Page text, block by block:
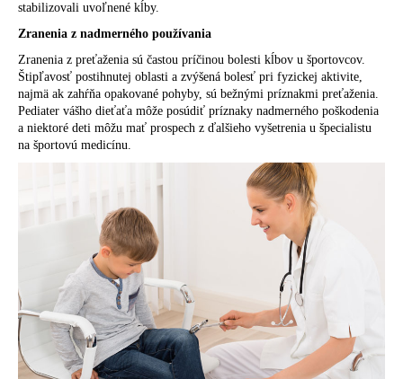
stabilizovali uvoľnené kĺby.
Zranenia z nadmerného používania
Zranenia z preťaženia sú častou príčinou bolesti kĺbov u športovcov.
Štipľavosť postihnutej oblasti a zvýšená bolesť pri fyzickej aktivite,
najmä ak zahŕňa opakované pohyby, sú bežnými príznakmi preťaženia.
Pediater vášho dieťaťa môže posúdiť príznaky nadmerného poškodenia
a niektoré deti môžu mať prospech z ďalšieho vyšetrenia u špecialistu
na športovú medicínu.